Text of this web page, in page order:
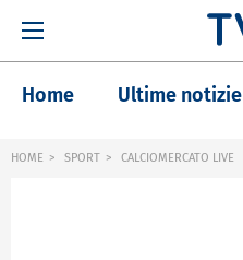
Home Ultime notizie
HOME SPORT CALCIOMERCATO LIVE